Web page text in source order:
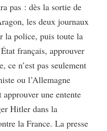
pas : dès la sortie de
les deux journaux
la police, puis toute la
français, approuver
ce n’est pas seulement
ou l’Allemagne
une entente
Hitler dans la
la France. La presse